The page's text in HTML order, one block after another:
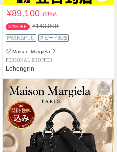
¥89,100送料込
37%OFF ¥143,000
関税負担なし スピード配送
Maison Margiela
PERSONAL SHOPPER
Lohengrin